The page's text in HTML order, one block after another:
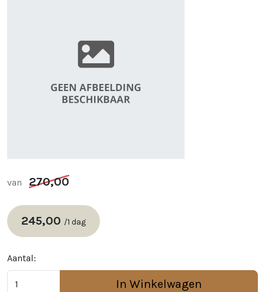
van 270,00
245,00 /1 dag
Aantal:
In Winkelwagen